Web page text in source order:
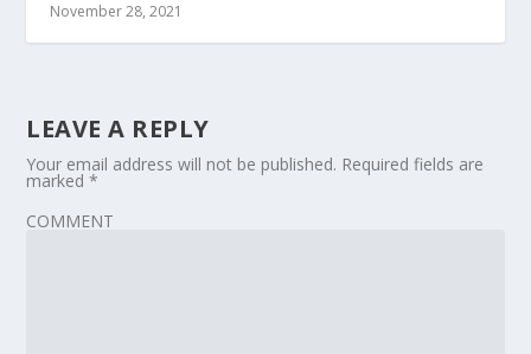
November 28, 2021
LEAVE A REPLY
Your email address will not be published. Required fields are
marked*
COMMENT